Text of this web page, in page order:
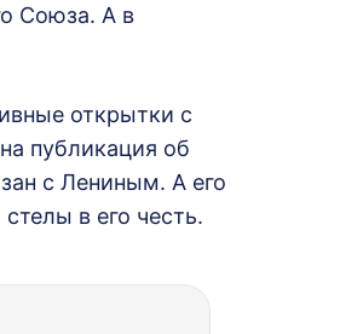
Союза. А в
открытки с
публикация об
с Лениным. А его
в его честь.